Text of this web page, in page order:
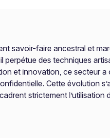
savoir-faire ancestral et
des techniques
et innovation, ce secteur
Cette évolution
strictement l’utilisation